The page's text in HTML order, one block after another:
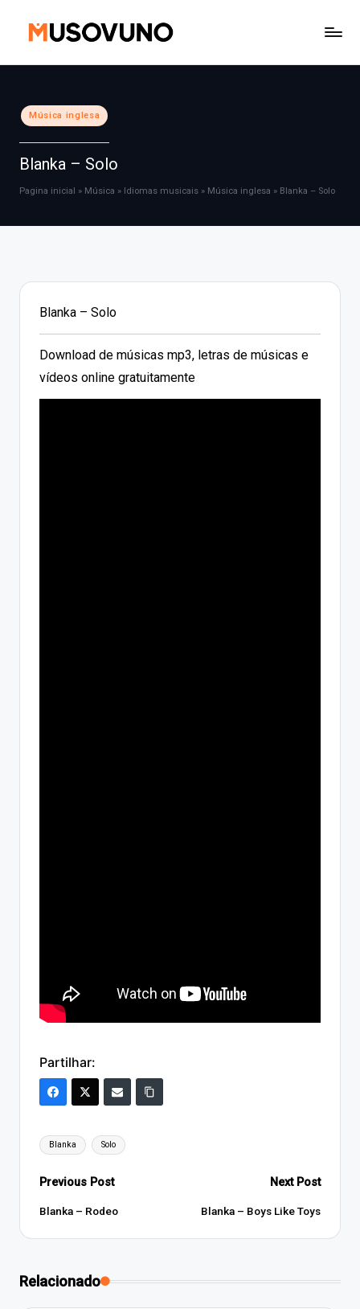
Posted
in
Música inglesa
Blanka – Solo
Pagina inicial » Música » Idiomas musicais » Música inglesa » Blanka – Solo
Blanka – Solo
Download de músicas mp3, letras de músicas e
vídeos online gratuitamente
Partilhar:
Tags:
Blanka Solo
Post
navigation
Previous Post
Blanka – Rodeo
Next Post
Blanka – Boys Like Toys
Relacionado